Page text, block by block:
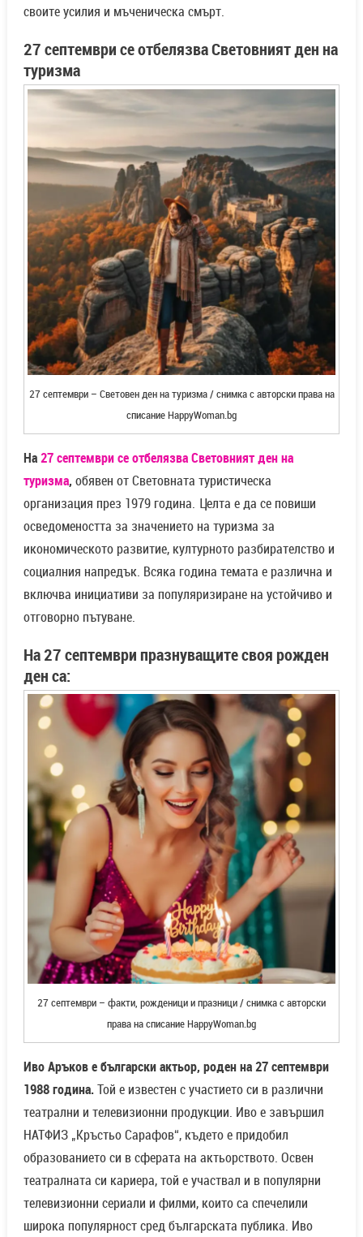
своите усилия и мъченическа смърт.
27 септември се отбелязва Световният ден на
туризма
27 септември – Световен ден на туризма / снимка с авторски права на
списание HappyWoman.bg
На27 септември се отбелязва Световният ден на
туризма, обявен от Световната туристическа
организация през 1979 година. Целта е да се повиши
осведомеността за значението на туризма за
икономическото развитие, културното разбирателство и
социалния напредък. Всяка година темата е различна и
включва инициативи за популяризиране на устойчиво и
отговорно пътуване.
На 27 септември празнуващите своя рожден
ден са:
27 септември – факти, рожденици и празници / снимка с авторски
права на списание HappyWoman.bg
Иво Аръков е български актьор, роден на 27 септември
1988 година.Той е известен с участието си в различни
театрални и телевизионни продукции. Иво е завършил
НАТФИЗ „Кръстьо Сарафов“, където е придобил
образованието си в сферата на актьорството. Освен
театралната си кариера, той е участвал и в популярни
телевизионни сериали и филми, които са спечелили
широка популярност сред българската публика. Иво